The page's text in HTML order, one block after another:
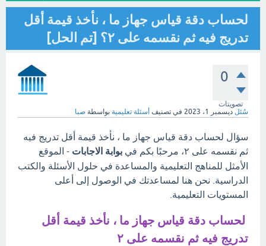
لحساب دقة قياس جهاز ما ، نأخذ قيمة أقل
تدريج فيه ثم نقسمه على ٢؟ [تم الحل]
0
تصويتات
سُئل ديسمبر 1، 2023 في تصنيف أسئلة تعليمية بواسطة صبا
سؤال لحساب دقة قياس جهاز ما ، نأخذ قيمة أقل تدريج فيه
ثم نقسمه على ٢، مرحبًا بكم في
بوابة الاجابات - الموقع
الأمثل للمناهج التعليمية والمساعدة في حلول الأسئلة والكتب
الدراسية. نحن هنا لمساعدتك في الوصول إلى أعلى
المستويات التعليمية.
لحساب دقة قياس جهاز ما ، نأخذ قيمة أقل
تدريج فيه ثم نقسمه على ٢